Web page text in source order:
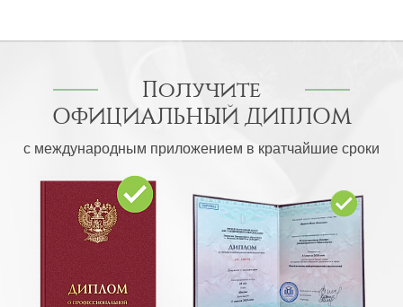
Получите
ОФИЦИАЛЬНЫЙ ДИПЛОМ
с международным приложением в кратчайшие сроки